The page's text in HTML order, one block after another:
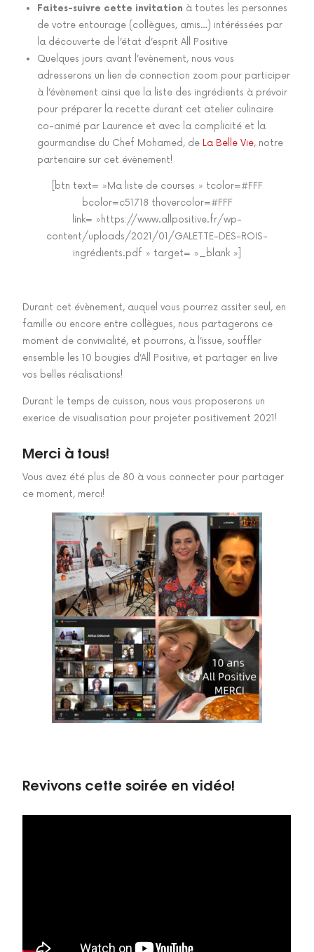
Faites-suivre cette invitation à toutes les personnes
de votre entourage (collègues, amis…) intéréssées par
la découverte de l’état d’esprit All Positive
Quelques jours avant l’evènement, nous vous
adresserons un lien de connection zoom pour participer
à l’évènement ainsi que la liste des ingrédients à prévoir
pour préparer la recette durant cet atelier culinaire
co-animé par Laurence et avec la complicité et la
gourmandise du Chef Mohamed, de La Belle Vie, notre
partenaire sur cet évènement!
[btn text= »Ma liste de courses » tcolor=#FFF
bcolor=c51718 thovercolor=#FFF
link= »https://www.allpositive.fr/wp-
content/uploads/2021/01/GALETTE-DES-ROIS-
ingrédients.pdf » target= »_blank »]
Durant cet évènement, auquel vous pourrez assiter seul, en
famille ou encore entre collègues, nous partagerons ce
moment de convivialité, et pourrons, à l’issue, souffler
ensemble les 10 bougies d’All Positive, et partager en live
vos belles réalisations!
Durant le temps de cuisson, nous vous proposerons un
exerice de visualisation pour projeter positivement 2021!
Merci à tous!
Vous avez été plus de 80 à vous connecter pour partager
ce moment, merci!
Revivons cette soirée en vidéo!